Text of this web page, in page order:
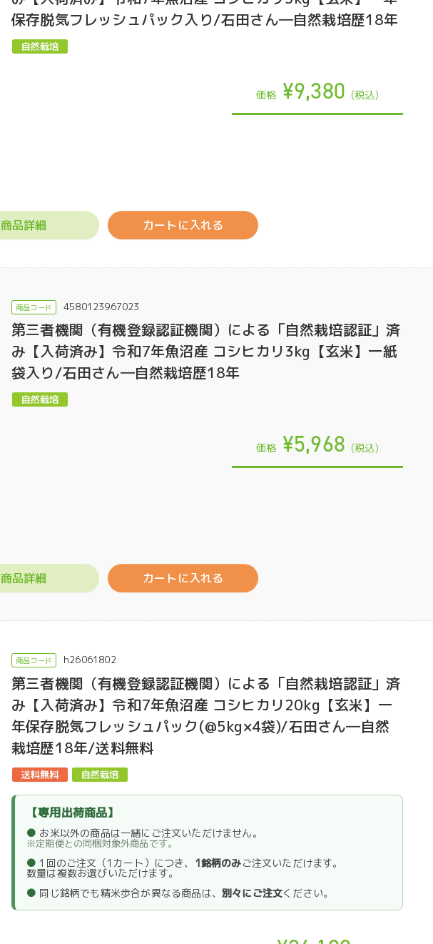
保存脱気フレッシュパック入り/石田さん―自然栽培歴18年
価格 ¥9,380 (税込)
商品詳細 カートに入れる
4580123967023
第三者機関（有機登録認証機関）による「自然栽培認証」済
み【入荷済み】令和7年魚沼産 コシヒカリ3kg【玄米】一紙
袋入り/石田さん―自然栽培歴18年
価格 ¥5,968 (税込)
商品詳細 カートに入れる
h26061802
第三者機関（有機登録認証機関）による「自然栽培認証」済
み【入荷済み】令和7年魚沼産 コシヒカリ20kg【玄米】一
年保存脱気フレッシュパック(@5kg×4袋)/石田さん―自然
栽培歴18年/送料無料
【専用出荷商品】
● お米以外の商品は一緒にご注文いただけません。
※定期便との同梱対象外商品です。
● 1回のご注文（1カート）につき、 1銘柄のみご注文いただけます。
数量は複数お選びいただけます。
● 同じ銘柄でも精米歩合が異なる商品は、 別々にご注文ください。